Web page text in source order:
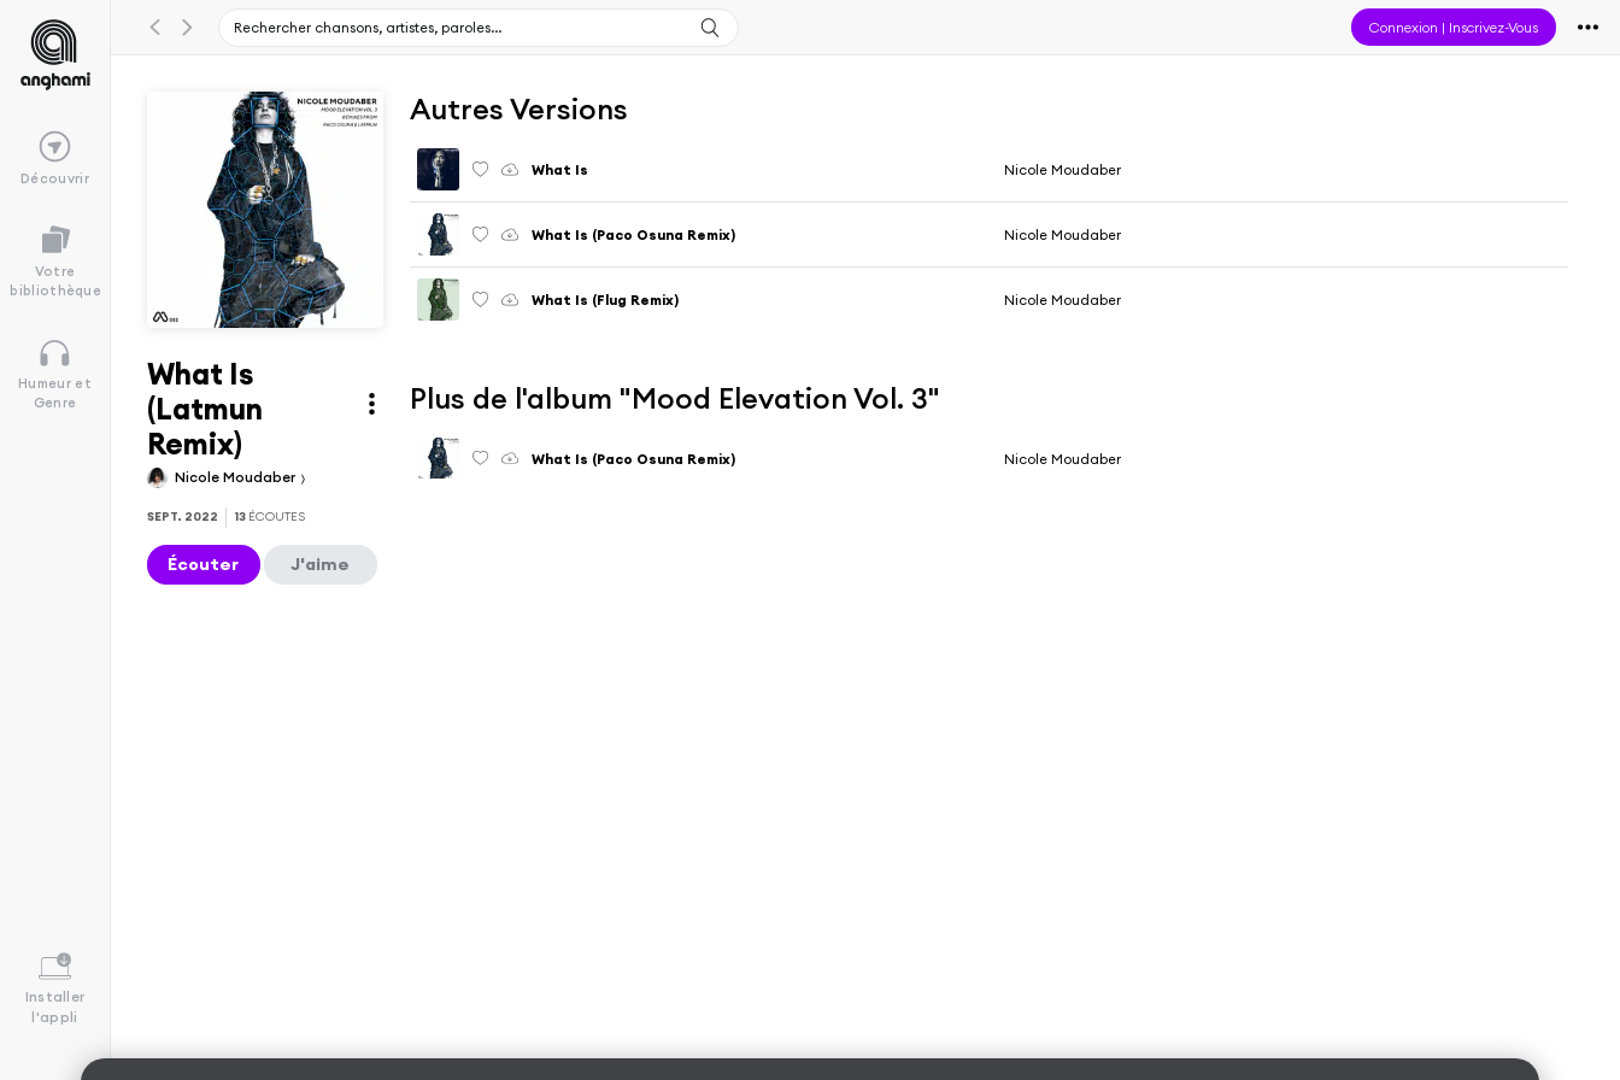
Connexion | Inscrivez-Vous
Découvrir
Votre
bibliothèque
Humeur et
Genre
Installer
l'appli
What Is
(Latmun
Remix)
Nicole Moudaber
SEPT. 2022 13 ÉCOUTES
Écouter J'aime
Autres Versions
What Is Nicole Moudaber
What Is (Paco Osuna Remix) Nicole Moudaber
What Is (Flug Remix) Nicole Moudaber
Plus de l'album "Mood Elevation Vol. 3"
What Is (Paco Osuna Remix) Nicole Moudaber